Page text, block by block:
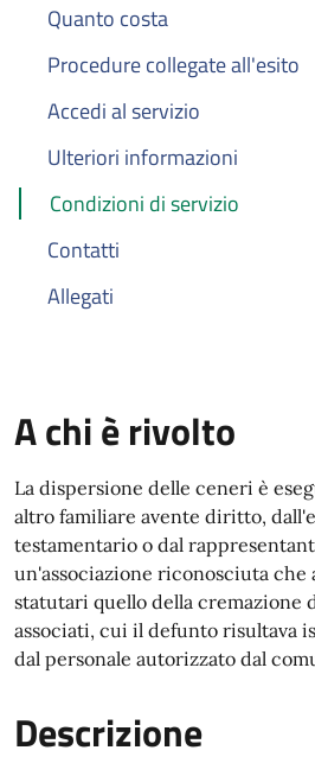
Quanto costa
Procedure collegate all'esito
Accedi al servizio
Ulteriori informazioni
Condizioni di servizio
Contatti
Allegati
A chi è rivolto
La dispersione delle ceneri è
altro familiare avente diritto,
testamentario o dal
un'associazione riconosciuta
statutari quello della cremazione
associati, cui il defunto risultava
dal personale autorizzato dal
Descrizione